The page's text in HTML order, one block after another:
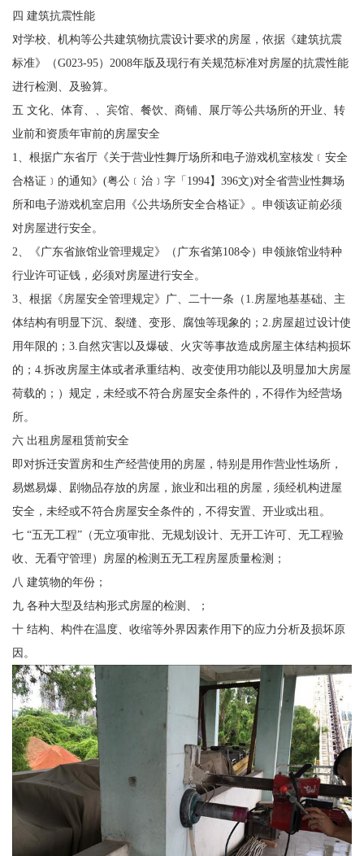
四 建筑抗震性能
对学校、机构等公共建筑物抗震设计要求的房屋，依据《建筑抗震
标准》（G023-95）2008年版及现行有关规范标准对房屋的抗震性能
进行检测、及验算。
五 文化、体育、、宾馆、餐饮、商铺、展厅等公共场所的开业、转
业前和资质年审前的房屋安全
1、根据广东省厅《关于营业性舞厅场所和电子游戏机室核发﹝安全
合格证﹞的通知》(粤公﹝治﹞字「1994】396文)对全省营业性舞场
所和电子游戏机室启用《公共场所安全合格证》。申领该证前必须
对房屋进行安全。
2、《广东省旅馆业管理规定》（广东省第108令）申领旅馆业特种
行业许可证钱，必须对房屋进行安全。
3、根据《房屋安全管理规定》广、二十一条（1.房屋地基基础、主
体结构有明显下沉、裂缝、变形、腐蚀等现象的；2.房屋超过设计使
用年限的；3.自然灾害以及爆破、火灾等事故造成房屋主体结构损坏
的；4.拆改房屋主体或者承重结构、改变使用功能以及明显加大房屋
荷载的；）规定，未经或不符合房屋安全条件的，不得作为经营场
所。
六 出租房屋租赁前安全
即对拆迁安置房和生产经营使用的房屋，特别是用作营业性场所，
易燃易爆、剧物品存放的房屋，旅业和出租的房屋，须经机构进屋
安全，未经或不符合房屋安全条件的，不得安置、开业或出租。
七 “五无工程”（无立项审批、无规划设计、无开工许可、无工程验
收、无看守管理）房屋的检测五无工程房屋质量检测；
八 建筑物的年份；
九 各种大型及结构形式房屋的检测、；
十 结构、构件在温度、收缩等外界因素作用下的应力分析及损坏原
因。